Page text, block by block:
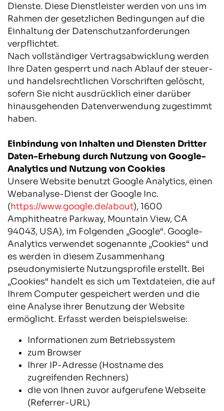
Dienste. Diese Dienstleister werden von uns im
Rahmen der gesetzlichen Bedingungen auf die
Einhaltung der Datenschutzanforderungen
verpflichtet.
Nach vollständiger Vertragsabwicklung werden
Ihre Daten gesperrt und nach Ablauf der steuer-
und handelsrechtlichen Vorschriften gelöscht,
sofern Sie nicht ausdrücklich einer darüber
hinausgehenden Datenverwendung zugestimmt
haben.
Einbindung von Inhalten und Diensten Dritter
Daten-Erhebung durch Nutzung von Google-
Analytics und Nutzung von Cookies
Unsere Website benutzt Google Analytics, einen
Webanalyse-Dienst der Google Inc.
(https://www.google.de/about), 1600
Amphitheatre Parkway, Mountain View, CA
94043, USA), im Folgenden „Google“. Google-
Analytics verwendet sogenannte „Cookies“ und
es werden in diesem Zusammenhang
pseudonymisierte Nutzungsprofile erstellt. Bei
„Cookies“ handelt es sich um Textdateien, die auf
Ihrem Computer gespeichert werden und die
eine Analyse ihrer Benutzung der Website
ermöglicht. Erfasst werden beispielsweise:
Informationen zum Betriebssystem
zum Browser
Ihrer IP-Adresse (Hostname des
zugreifenden Rechners)
die von Ihnen zuvor aufgerufene Webseite
(Referrer-URL)